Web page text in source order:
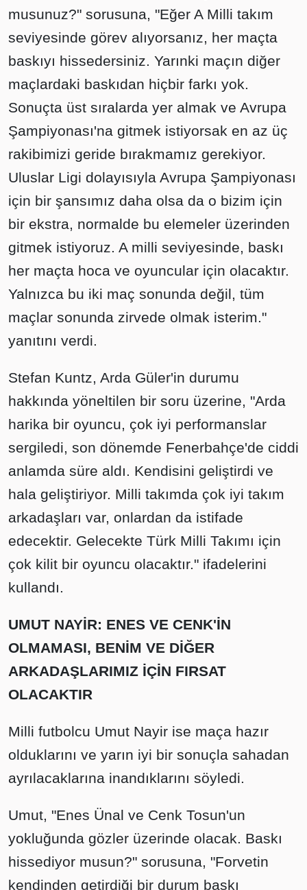
musunuz?" sorusuna, "Eğer A Milli takım
seviyesinde görev alıyorsanız, her maçta
baskıyı hissedersiniz. Yarınki maçın diğer
maçlardaki baskıdan hiçbir farkı yok.
Sonuçta üst sıralarda yer almak ve Avrupa
Şampiyonası'na gitmek istiyorsak en az üç
rakibimizi geride bırakmamız gerekiyor.
Uluslar Ligi dolayısıyla Avrupa Şampiyonası
için bir şansımız daha olsa da o bizim için
bir ekstra, normalde bu elemeler üzerinden
gitmek istiyoruz. A milli seviyesinde, baskı
her maçta hoca ve oyuncular için olacaktır.
Yalnızca bu iki maç sonunda değil, tüm
maçlar sonunda zirvede olmak isterim."
yanıtını verdi.
Stefan Kuntz, Arda Güler'in durumu
hakkında yöneltilen bir soru üzerine, "Arda
harika bir oyuncu, çok iyi performanslar
sergiledi, son dönemde Fenerbahçe'de ciddi
anlamda süre aldı. Kendisini geliştirdi ve
hala geliştiriyor. Milli takımda çok iyi takım
arkadaşları var, onlardan da istifade
edecektir. Gelecekte Türk Milli Takımı için
çok kilit bir oyuncu olacaktır." ifadelerini
kullandı.
UMUT NAYİR: ENES VE CENK'İN
OLMAMASI, BENİM VE DİĞER
ARKADAŞLARIMIZ İÇİN FIRSAT
OLACAKTIR
Milli futbolcu Umut Nayir ise maça hazır
olduklarını ve yarın iyi bir sonuçla sahadan
ayrılacaklarına inandıklarını söyledi.
Umut, "Enes Ünal ve Cenk Tosun'un
yokluğunda gözler üzerinde olacak. Baskı
hissediyor musun?" sorusuna, "Forvetin
kendinden getirdiği bir durum baskı